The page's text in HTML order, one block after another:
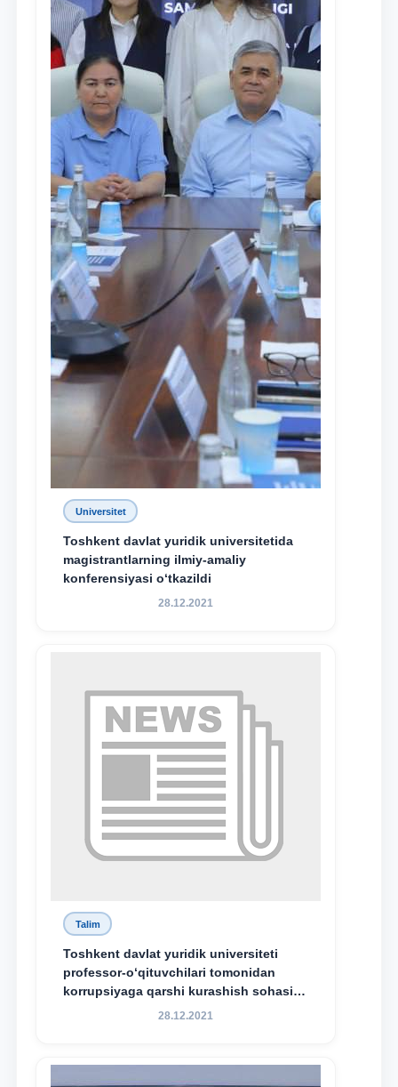
Universitet
Toshkent davlat yuridik universitetida
magistrantlarning ilmiy-amaliy
konferensiyasi o‘tkazildi
28.12.2021
Talim
Toshkent davlat yuridik universiteti
professor-o‘qituvchilari tomonidan
korrupsiyaga qarshi kurashish sohasida
amalga oshirilayotgan islohotlar hamda
maqsadida xorijiy va mahalliy ilmiy
28.12.2021